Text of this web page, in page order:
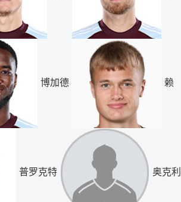
博加德 赖
普罗克特 奥克利